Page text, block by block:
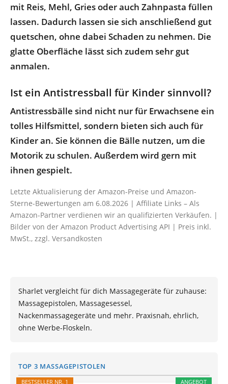
mit Reis, Mehl, Gries oder auch Zahnpasta füllen
lassen. Dadurch lassen sie sich anschließend gut
quetschen, ohne dabei Schaden zu nehmen. Die
glatte Oberfläche lässt sich zudem sehr gut
anmalen.
Ist ein Antistressball für Kinder sinnvoll?
Antistressbälle sind nicht nur für Erwachsene ein
tolles Hilfsmittel, sondern bieten sich auch für
Kinder an. Sie können die Bälle nutzen, um die
Motorik zu schulen. Außerdem wird gern mit
ihnen gespielt.
Letzte Aktualisierung der Amazon-Preise und Amazon-
Sterne-Bewertungen am 6.08.2026 | Affiliate Links – Als
Amazon-Partner verdienen wir an qualifizierten Verkäufen. |
Bilder von der Amazon Product Advertising API | Preis inkl.
MwSt., zzgl. Versandkosten
Sharlet vergleicht für dich Massagegeräte für zuhause:
Massagepistolen, Massagesessel,
Nackenmassagegeräte und mehr. Praxisnah, ehrlich,
ohne Werbe-Floskeln.
TOP 3 MASSAGEPISTOLEN
ANGEBOT
BESTSELLER NR. 1